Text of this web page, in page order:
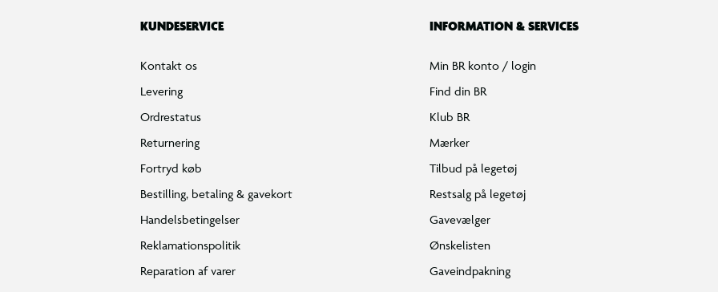
KUNDESERVICE
Kontakt os
Levering
Ordrestatus
Returnering
Fortryd køb
Bestilling, betaling & gavekort
Handelsbetingelser
Reklamationspolitik
Reparation af varer
INFORMATION & SERVICES
Min BR konto / login
Find din BR
Klub BR
Mærker
Tilbud på legetøj
Restsalg på legetøj
Gavevælger
Ønskelisten
Gaveindpakning